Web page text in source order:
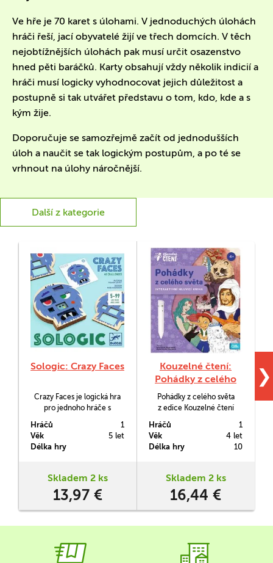
Ve hře je 70 karet s úlohami. V jednoduchých úlohách
hráči řeší, jací obyvatelé žijí ve třech domcích. V těch
nejobtížnějších úlohách pak musí určit osazenstvo
hned pěti baráčků. Karty obsahují vždy několik indicií a
hráči musí logicky vyhodnocovat jejich důležitost a
postupně si tak utvářet představu o tom, kdo, kde a s
kým žije.
Doporučuje se samozřejmě začít od jednodušších
úloh a naučit se tak logickým postupům, a po té se
vrhnout na úlohy náročnější.
Další z kategorie
Sologic: Crazy Faces
Crazy Faces je logická hra
pro jednoho hráče s
kterým budete vytvářet
trochu bláznivé obličeje.
Abyste byli úspěšní, musíte
úloh je vždy jen jedno.
Hráčů
1
Věk
5 let
Délka hry
Skladem 2 ks
13,97 €
Kouzelné čtení:
Pohádky z celého
světa (kniha)
Pohádky z celého světa
z edice Kouzelné čtení
z různých koutů naší
planety. Přináší nejen
známé pohádkové příběhy
Malá mořská víla, Pinocchio
překvapí vás i méně
Hráčů
1
Věk
4 let
Délka hry
10
Skladem 2 ks
16,44 €
❯